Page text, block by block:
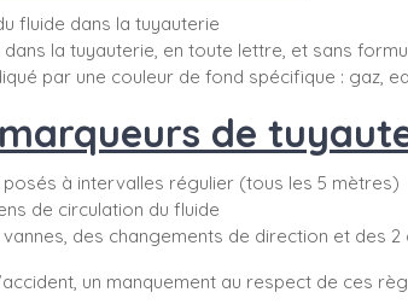
fluide dans la tuyauterie
la tuyauterie, en toute lettre, et sans
par une couleur de fond spécifique : gaz,
de
à intervalles régulier (tous les 5 mètres)
de circulation du fluide
des changements de direction et des
un manquement au respect de ces